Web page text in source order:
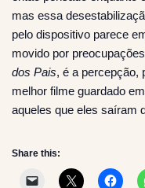
mas essa
pelo dispositivo parece
movido por
dos Pais, é a percepção,
melhor filme guardado
aqueles que eles saíram
Share this: